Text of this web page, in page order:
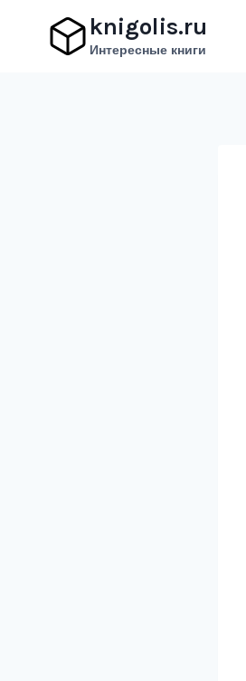
содержимому
knigolis.ru
Интересные книги